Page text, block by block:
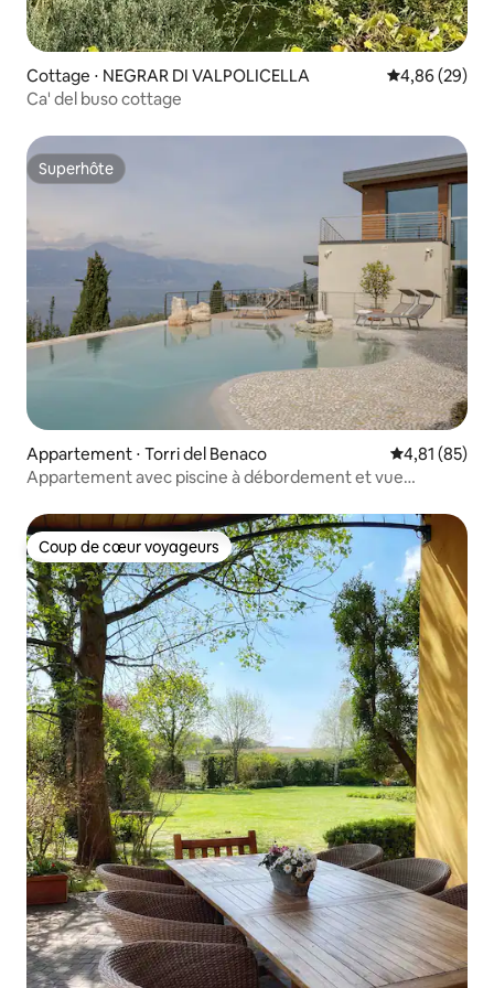
Cottage ⋅ NEGRAR DI VALPOLICELLA Évaluation
4,86 (29)
Ca' del buso cottage
Superhôte
Superhôte
Appartement ⋅ Torri del Benaco Évaluation
4,81 (85)
Appartement avec piscine à débordement et vue
Coup de cœur voyageurs
Coup de cœur voyageurs